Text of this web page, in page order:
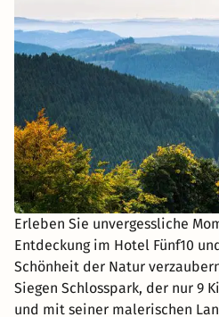
Erleben Sie unvergessliche
Entdeckung im Hotel Fünf10
Schönheit der Natur
Siegen Schlosspark, der nur 9
und mit seiner malerischen